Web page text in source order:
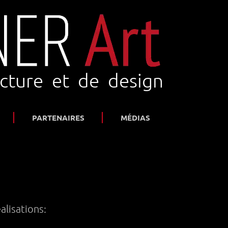
et de design
PARTENAIRES MÉDIAS